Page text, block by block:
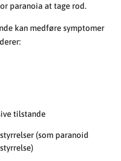
paranoia at tage rod.
kan medføre symptomer
tilstande
(som paranoid